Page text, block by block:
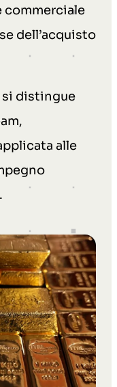
commerciale
dell’acquisto
si distingue
alle